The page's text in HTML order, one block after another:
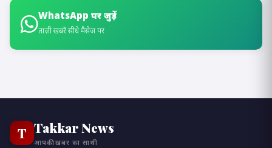
WhatsApp पर जुड़ें
ताज़ी खबरें सीधे मैसेज पर
T Takkar News
आपकी ख़बर का साथी